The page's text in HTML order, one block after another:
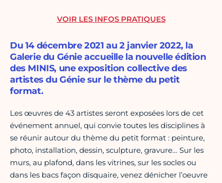
Du 14 décembre 2021 au 2 janvier 2022, la
Galerie du Génie accueille la nouvelle édition
des MINIS, une exposition collective des
artistes du Génie sur le thème du petit
format.
Les œuvres de 43 artistes seront exposées lors de cet
événement annuel, qui convie toutes les disciplines à
se réunir autour du thème du petit format : peinture,
photo, installation, dessin, sculpture, gravure… Sur les
murs, au plafond, dans les vitrines, sur les socles ou
dans les bacs façon disquaire, venez dénicher l’oeuvre
VOIR LES INFOS PRATIQUES